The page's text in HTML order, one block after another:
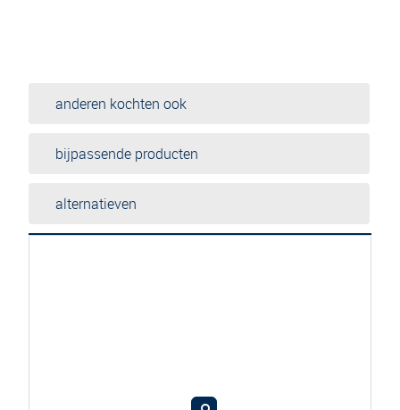
anderen kochten ook
bijpassende producten
alternatieven